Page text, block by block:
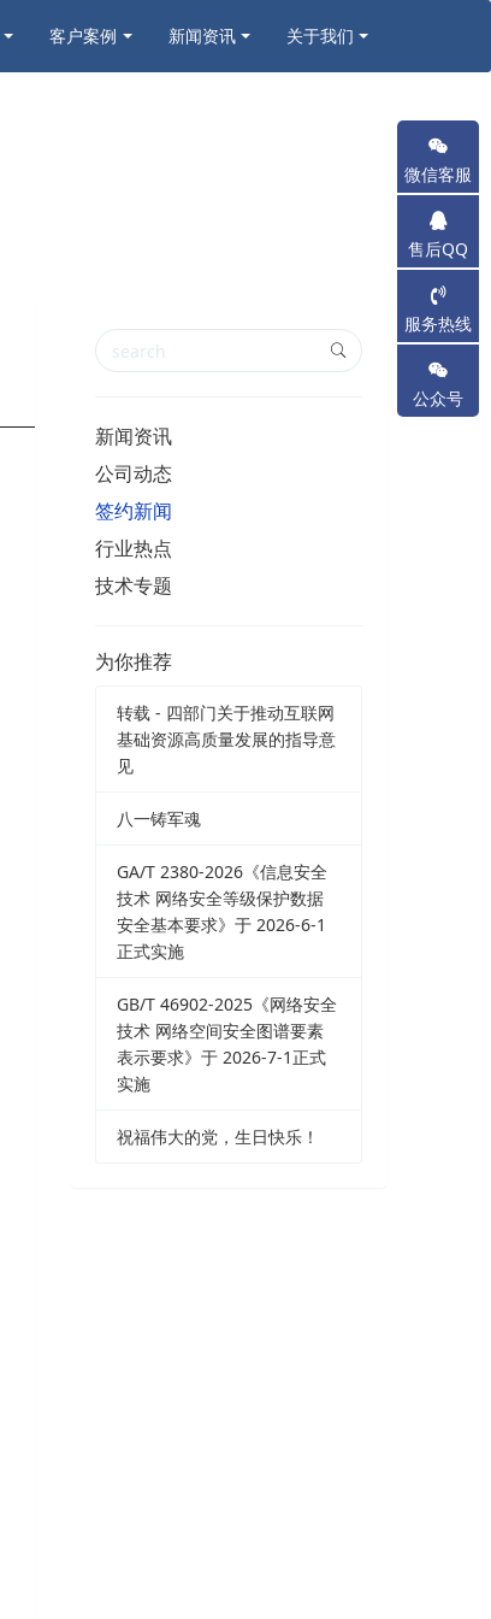
客户案例 新闻资讯 关于我们
新闻资讯
公司动态
签约新闻
行业热点
技术专题
为你推荐
转载 - 四部门关于推动互联网
基础资源高质量发展的指导意
见
八一铸军魂
GA/T 2380-2026《信息安全
技术 网络安全等级保护数据
安全基本要求》于 2026-6-1
正式实施
GB/T 46902-2025《网络安全
技术 网络空间安全图谱要素
表示要求》于 2026-7-1正式
实施
祝福伟大的党，生日快乐！
微信客服
售后QQ
服务热线
公众号